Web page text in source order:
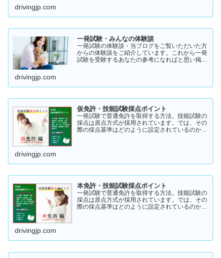
drivingjp.com
一発試験・みんなの体験談
一発試験の体験談・当ブログをご覧いただいた方
からの体験談をご紹介しています。これから一発
試験を受験するあなたの参考になればと思い掲載
drivingjp.com
仮免許・技能試験採点ポイント
一発試験で普通免許を取得する方法。技能試験の
採点は原点方式が採用されています。では、その
際の採点基準はどのように設定されているのかご
drivingjp.com
本免許・技能試験採点ポイント
一発試験で普通免許を取得する方法。技能試験の
採点は原点方式が採用されています。では、その
際の採点基準はどのように設定されているのかご
drivingjp.com